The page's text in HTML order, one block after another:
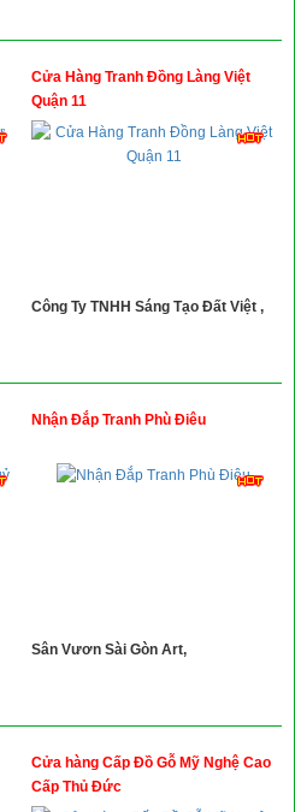
Cửa Hàng Tranh Đồng Làng Việt
Quận 11
Công Ty TNHH Sáng Tạo Đất Việt ,
Nhận Đắp Tranh Phù Điêu
Sân Vươn Sài Gòn Art,
Cửa hàng Cấp Đồ Gỗ Mỹ Nghệ Cao
Cấp Thủ Đức